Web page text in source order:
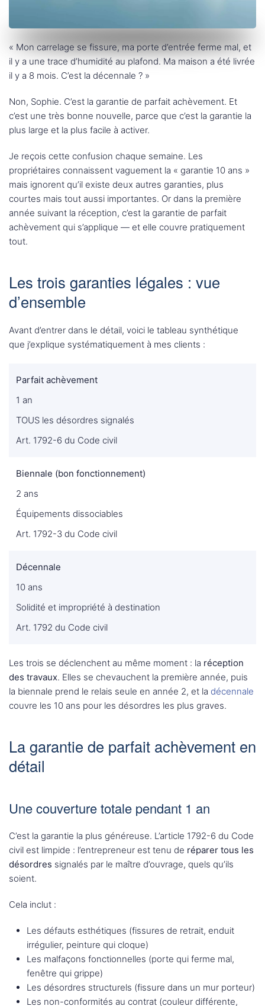
« Mon carrelage se fissure, ma porte d’entrée ferme mal, et
il y a une trace d’humidité au plafond. Ma maison a été livrée
il y a 8 mois. C’est la décennale ? »
Non, Sophie. C’est la garantie de parfait achèvement. Et
c’est une très bonne nouvelle, parce que c’est la garantie la
plus large et la plus facile à activer.
Je reçois cette confusion chaque semaine. Les
propriétaires connaissent vaguement la « garantie 10 ans »
mais ignorent qu’il existe deux autres garanties, plus
courtes mais tout aussi importantes. Or dans la première
année suivant la réception, c’est la garantie de parfait
achèvement qui s’applique — et elle couvre pratiquement
tout.
Les trois garanties légales : vue
d’ensemble
Avant d’entrer dans le détail, voici le tableau synthétique
que j’explique systématiquement à mes clients :
Parfait achèvement
1 an
TOUS les désordres signalés
Art. 1792-6 du Code civil
Biennale (bon fonctionnement)
2 ans
Équipements dissociables
Art. 1792-3 du Code civil
Décennale
10 ans
Solidité et impropriété à destination
Art. 1792 du Code civil
Les trois se déclenchent au même moment : la réception
des travaux. Elles se chevauchent la première année, puis
la biennale prend le relais seule en année 2, et la décennale
couvre les 10 ans pour les désordres les plus graves.
La garantie de parfait achèvement en
détail
Une couverture totale pendant 1 an
C’est la garantie la plus généreuse. L’article 1792-6 du Code
civil est limpide : l’entrepreneur est tenu de réparer tous les
désordres signalés par le maître d’ouvrage, quels qu’ils
soient.
Cela inclut :
Les défauts esthétiques (fissures de retrait, enduit
irrégulier, peinture qui cloque)
Les malfaçons fonctionnelles (porte qui ferme mal,
fenêtre qui grippe)
Les désordres structurels (fissure dans un mur porteur)
Les non-conformités au contrat (couleur différente,